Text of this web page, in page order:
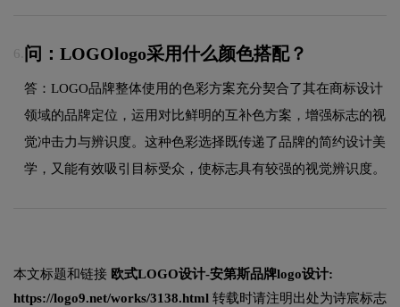
6. 问：LOGOlogo采用什么颜色搭配？
答：LOGO品牌整体使用的色彩方案充分契合了其在商标设计
领域的品牌定位，运用对比鲜明的互补色方案，增强标志的视
觉冲击力与辨识度。这种色彩选择既传递了品牌的简约设计美
学，又能有效吸引目标受众，使标志具有较强的视觉辨识度。
本文标题和链接 欧式LOGO设计-安第斯品牌logo设计:
https://logo9.net/works/3138.html 转载时请注明出处为诗宸标志